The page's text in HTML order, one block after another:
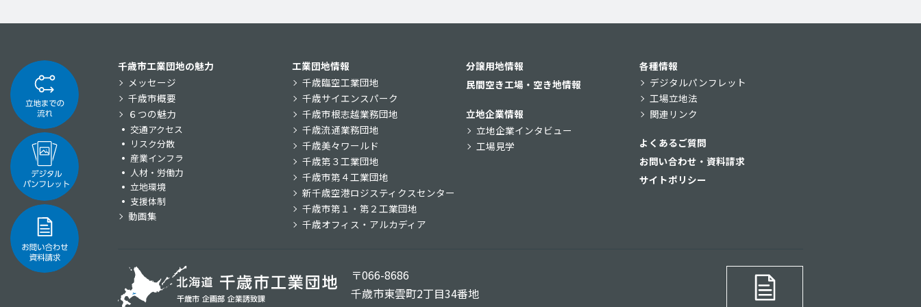
千歳市工業団地の魅力
メッセージ
千歳市概要
６つの魅力
交通アクセス
リスク分散
産業インフラ
人材・労働力
立地環境
支援体制
動画集
工業団地情報
千歳臨空工業団地
千歳サイエンスパーク
千歳市根志越業務団地
千歳流通業務団地
千歳美々ワールド
千歳第３工業団地
千歳市第４工業団地
新千歳空港ロジスティクスセンター
千歳市第１・第２工業団地
千歳オフィス・アルカディア
分譲用地情報
民間空き工場・空き地情報
立地企業情報
立地企業インタビュー
工場見学
各種情報
デジタルパンフレット
工場立地法
関連リンク
よくあるご質問
お問い合わせ・資料請求
サイトポリシー
〒066-8686
千歳市東雲町2丁目34番地